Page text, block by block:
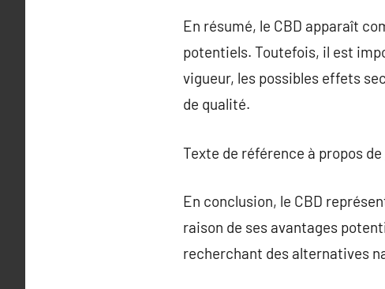
En résumé, le CBD apparaît
potentiels. Toutefois, il est
vigueur, les possibles effets
de qualité.
Texte de référence à propos de
En conclusion, le CBD
raison de ses avantages
recherchant des alternatives